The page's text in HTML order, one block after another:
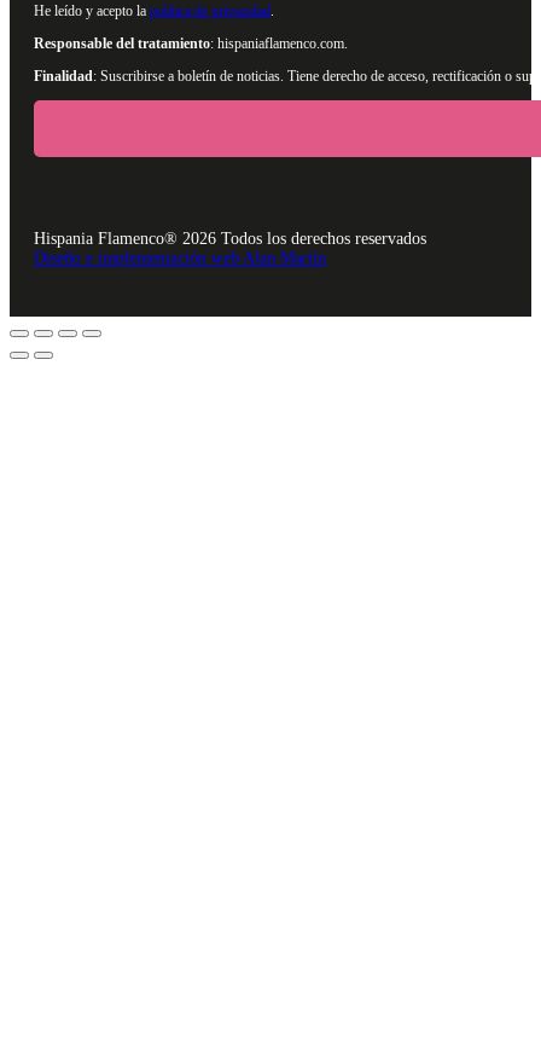
He leído y acepto la política de privacidad
Responsable del tratamiento: hispaniaflamenco.com.
Finalidad: Suscribirse a boletín de noticias. Tiene derecho de acceso, rectificación o
Hispania Flamenco® 2026 Todos los derechos reservados
Diseño e implementación web Alan Martín